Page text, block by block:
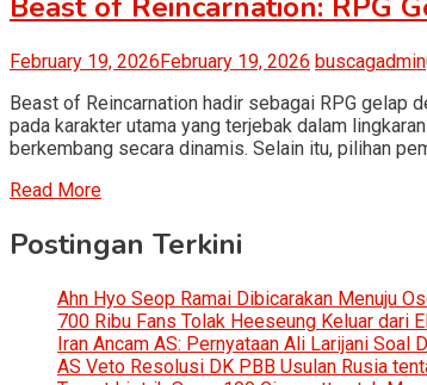
February 19, 2026February 19, 2026 buscagadmin
Beast of Reincarnation hadir sebagai RPG gelap
pada karakter utama yang terjebak dalam
berkembang secara dinamis. Selain itu, pilihan
Read More
Postingan Terkini
Ahn Hyo Seop Ramai Dibicarakan Menuju
700 Ribu Fans Tolak Heeseung Keluar dari
Iran Ancam AS: Pernyataan Ali Larijani Soal
AS Veto Resolusi DK PBB Usulan Rusia